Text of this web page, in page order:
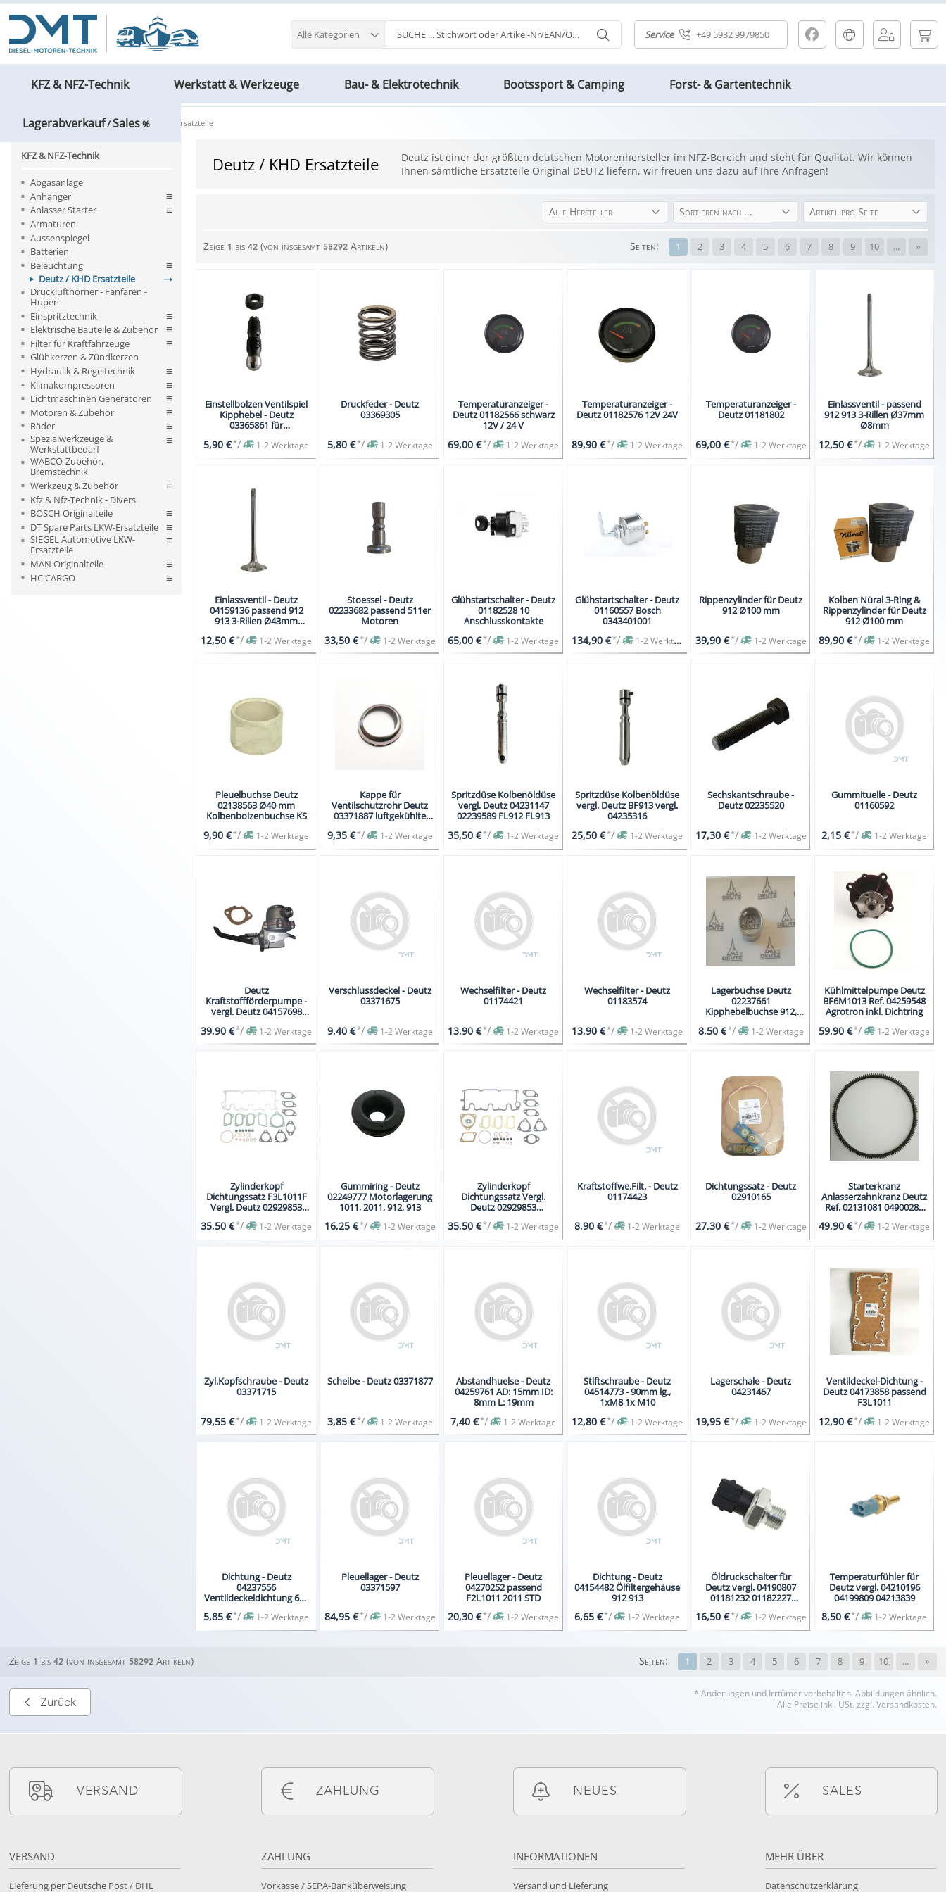
Service +49 5932 9979850
Alle Kategorien
KFZ & NFZ-Technik Werkstatt & Werkzeuge Bau- & Elektrotechnik Bootssport & Camping Forst- & Gartentechnik
Lagerabverkauf/Sales%
KFZ & NFZ-Technik Deutz / KHD Ersatzteile
KFZ & NFZ-Technik
Abgasanlage
Anhänger
Anlasser Starter
Armaturen
Aussenspiegel
Batterien
Beleuchtung
Deutz / KHD Ersatzteile
Drucklufthörner - Fanfaren -
Hupen
Einspritztechnik
Elektrische Bauteile & Zubehör
Filter für Kraftfahrzeuge
Glühkerzen & Zündkerzen
Hydraulik & Regeltechnik
Klimakompressoren
Lichtmaschinen Generatoren
Motoren & Zubehör
Räder
Spezialwerkzeuge &
Werkstattbedarf
WABCO-Zubehör,
Bremstechnik
Werkzeug & Zubehör
Kfz & Nfz-Technik - Divers
BOSCH Originalteile
DT Spare Parts LKW-Ersatzteile
SIEGEL Automotive LKW-
Ersatzteile
MAN Originalteile
HC CARGO
Deutz / KHD Ersatzteile
Deutz ist einer der größten deutschen Motorenhersteller im NFZ-Bereich und steht für Qualität. Wir können
Ihnen sämtliche Ersatzteile Original DEUTZ liefern, wir freuen uns dazu auf Ihre Anfragen!
Alle Hersteller Sortieren nach ... Artikel pro Seite
Zeige 1 bis 42(von insgesamt 58292Artikeln) 1 2 3 4 5 6 7 8 9 10 ... »
Seiten:
Einstellbolzen Ventilspiel
Kipphebel - Deutz
03365861 für
5,90 €*/ 1-2 Werktage
Druckfeder - Deutz
03369305
5,80 €*/ 1-2 Werktage
Temperaturanzeiger -
Deutz 01182566 schwarz
12V / 24 V
69,00 €*/ 1-2 Werktage
Temperaturanzeiger -
Deutz 01182576 12V 24V
89,90 €*/ 1-2 Werktage
Temperaturanzeiger -
Deutz 01181802
69,00 €*/ 1-2 Werktage
Einlassventil - passend
912 913 3-Rillen Ø37mm
Ø8mm
12,50 €*/ 1-2 Werktage
Einlassventil - Deutz
04159136 passend 912
913 3-Rillen Ø43mm
12,50 €*/ 1-2 Werktage
Stoessel - Deutz
02233682 passend 511er
Motoren
33,50 €*/ 1-2 Werktage
Glühstartschalter - Deutz
01182528 10
Anschlusskontakte
65,00 €*/ 1-2 Werktage
Glühstartschalter - Deutz
01160557 Bosch
0343401001
134,90 €*/ 1-2 Werktage
Rippenzylinder für Deutz
912 Ø100 mm
39,90 €*/ 1-2 Werktage
Kolben Nüral 3-Ring &
Rippenzylinder für Deutz
912 Ø100 mm
89,90 €*/ 1-2 Werktage
Pleuelbuchse Deutz
02138563 Ø40 mm
Kolbenbolzenbuchse KS
9,90 €*/ 1-2 Werktage
Kappe für
Ventilschutzrohr Deutz
03371887 luftgekühlte
9,35 €*/ 1-2 Werktage
Spritzdüse Kolbenöldüse
vergl. Deutz 04231147
02239589 FL912 FL913
35,50 €*/ 1-2 Werktage
Spritzdüse Kolbenöldüse
vergl. Deutz BF913 vergl.
04235316
25,50 €*/ 1-2 Werktage
Sechskantschraube -
Deutz 02235520
17,30 €*/ 1-2 Werktage
Gummituelle - Deutz
01160592
2,15 €*/ 1-2 Werktage
Deutz
Kraftstoffförderpumpe -
vergl. Deutz 04157698
39,90 €*/ 1-2 Werktage
Verschlussdeckel - Deutz
03371675
9,40 €*/ 1-2 Werktage
Wechselfilter - Deutz
01174421
13,90 €*/ 1-2 Werktage
Wechselfilter - Deutz
01183574
13,90 €*/ 1-2 Werktage
Lagerbuchse Deutz
02237661
Kipphebelbuchse 912,
8,50 €*/ 1-2 Werktage
Kühlmittelpumpe Deutz
BF6M1013 Ref. 04259548
Agrotron inkl. Dichtring
59,90 €*/ 1-2 Werktage
Zylinderkopf
Dichtungssatz F3L1011F
Vergl. Deutz 02929853
35,50 €*/ 1-2 Werktage
Gummiring - Deutz
02249777 Motorlagerung
1011, 2011, 912, 913
16,25 €*/ 1-2 Werktage
Zylinderkopf
Dichtungssatz Vergl.
Deutz 02929853
35,50 €*/ 1-2 Werktage
Kraftstoffwe.Filt. - Deutz
01174423
8,90 €*/ 1-2 Werktage
Dichtungssatz - Deutz
02910165
27,30 €*/ 1-2 Werktage
Starterkranz
Anlasserzahnkranz Deutz
Ref. 02131081 04900286
49,90 €*/ 1-2 Werktage
Zyl.Kopfschraube - Deutz
03371715
79,55 €*/ 1-2 Werktage
Scheibe - Deutz 03371877
3,85 €*/ 1-2 Werktage
Abstandhuelse - Deutz
04259761 AD: 15mm ID:
8mm L: 19mm
7,40 €*/ 1-2 Werktage
Stiftschraube - Deutz
04514773 - 90mm lg.,
1xM8 1x M10
12,80 €*/ 1-2 Werktage
Lagerschale - Deutz
04231467
19,95 €*/ 1-2 Werktage
Ventildeckel-Dichtung -
Deutz 04173858 passend
F3L1011
12,90 €*/ 1-2 Werktage
Dichtung - Deutz
04237556
Ventildeckeldichtung 612
5,85 €*/ 1-2 Werktage
Pleuellager - Deutz
03371597
84,95 €*/ 1-2 Werktage
Pleuellager - Deutz
04270252 passend
F2L1011 2011 STD
20,30 €*/ 1-2 Werktage
Dichtung - Deutz
04154482 Ölfiltergehäuse
912 913
6,65 €*/ 1-2 Werktage
Öldruckschalter für
Deutz vergl. 04190807
01181232 01182227
16,50 €*/ 1-2 Werktage
Temperaturfühler für
Deutz vergl. 04210196
04199809 04213839
8,50 €*/ 1-2 Werktage
Zeige 1 bis42 (von insgesamt58292 Artikeln) 1 2 3 4 5 6 7 8 9 10 ... »
Seiten:
Zurück
* Änderungen und Irrtümer vorbehalten. Abbildungen ähnlich.
Alle Preise inkl. USt. zzgl. Versandkosten.
VERSAND
VERSAND
Lieferung per Deutsche Post / DHL
ZAHLUNG
ZAHLUNG
Vorkasse / SEPA-Banküberweisung
NEUES
INFORMATIONEN
Versand und Lieferung
SALES
MEHR ÜBER
Datenschutzerklärung